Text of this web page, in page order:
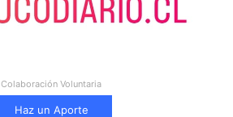
Colaboración Voluntaria
Haz un Aporte